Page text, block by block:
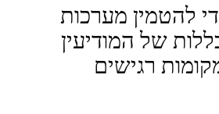
להטמין מערכות
של המודיעין
רגישים